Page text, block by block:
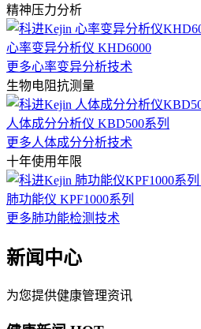
精神压力分析
心率变异分析仪 KHD6000
更多心率变异分析技术
生物电阻抗测量
人体成分分析仪 KBD500系列
更多人体成分分析技术
十年使用年限
肺功能仪 KPF1000系列
更多肺功能检测技术
新闻中心
为您提供健康管理资讯